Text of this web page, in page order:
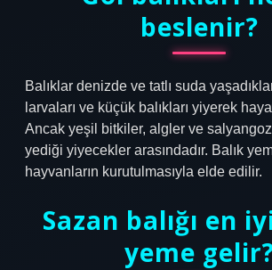
beslenir?
Balıklar denizde ve tatlı suda
larvaları ve küçük balıkları yiyerek
Ancak yeşil bitkiler, algler ve
yediği yiyecekler arasındadır. Balık
hayvanların kurutulmasıyla elde edilir.
Sazan balığı en
yeme